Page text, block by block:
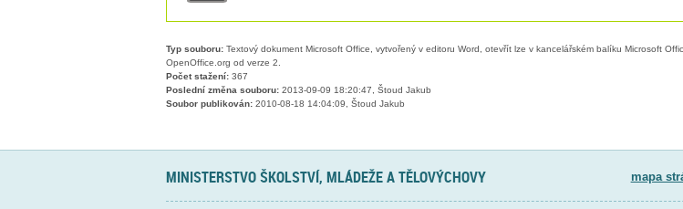
Typ souboru: Textový dokument Microsoft Office, vytvořený v editoru Word, otevřít lze v kancelářském balíku Microsoft
OpenOffice.org od verze 2.
Počet stažení: 367
Poslední změna souboru: 2013-09-09 18:20:47, Štoud Jakub
Soubor publikován: 2010-08-18 14:04:09, Štoud Jakub
MINISTERSTVO ŠKOLSTVÍ, MLÁDEŽE A TĚLOVÝCHOVY mapa